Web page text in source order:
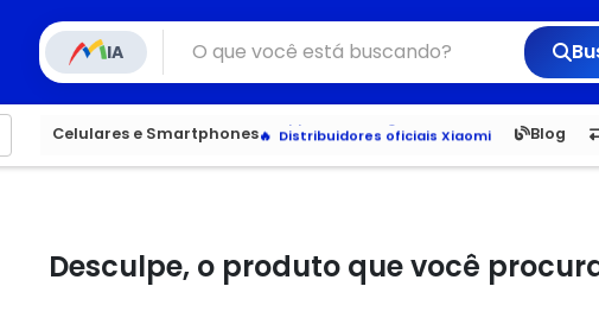
IA
Celulares e Smartphones
Distribuidores oficiais Xiaomi
Blog
6,050
Desculpe, o produto que você